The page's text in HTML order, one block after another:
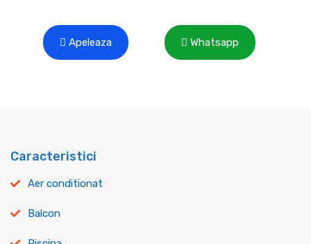
Apeleaza Whatsapp
Caracteristici
Aer conditionat
Balcon